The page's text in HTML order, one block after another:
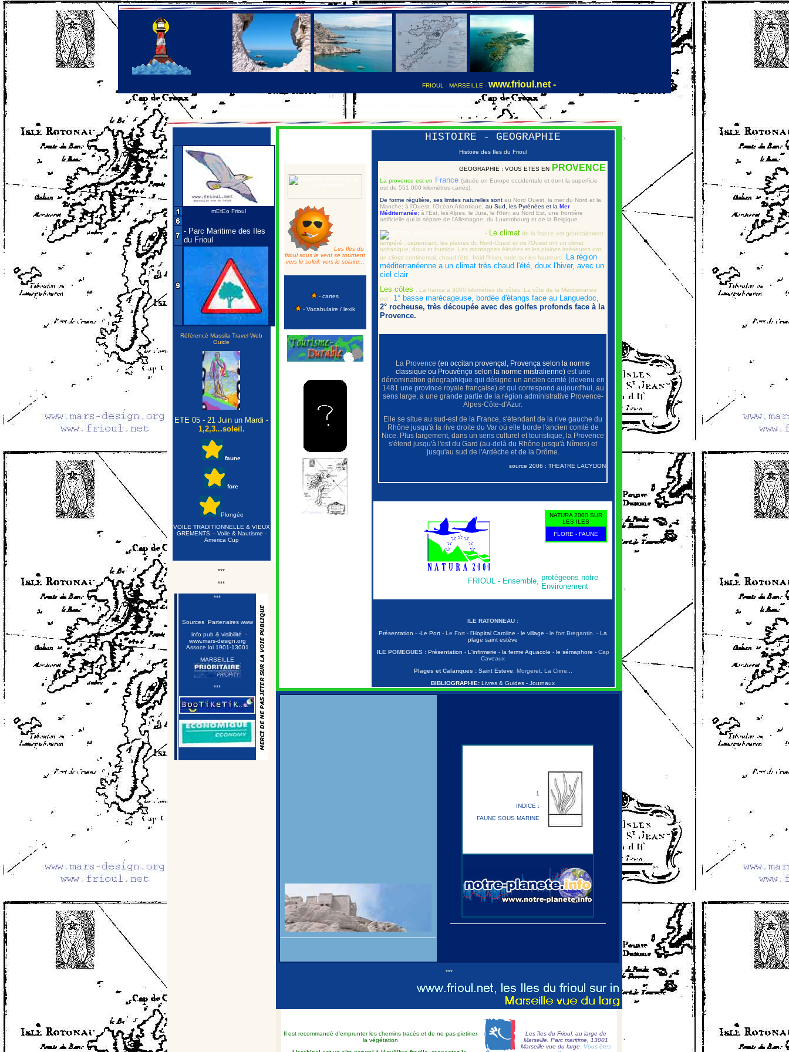
. ..
FRIOUL - MARSEILLE - www.frioul.net -
www.frioul.net, Marseille vue du large - LES ILES DU FRIOUL Un espace naturel protégé dans la baie de Marseille
mEtEo Frioul
- Parc Maritime des Iles
du Frioul
Référencé Massila Travel Web
Guide
ETE 05 - 21 Juin un Mardi -
1,2,3...soleil.
faune
fore
Plongée
VOILE TRADITIONNELLE & VIEUX
GREMENTS.-- Voile & Nautisme -
America Cup
***
***
***
Sources -Partenaires www
-info pub & visibilité- -
www.mars-design.org
Assoce loi 1901-13001
MARSEILLE
***
Les Iles du
frioul sous le vent se tournent
vers le soleil, vers le solaire.
- cartes
- Vocabulaire / lexik
HISTOIRE - GEOGRAPHIE
Histoire des Iles du Frioul
GEOGRAPHIE : VOUS ETES EN PROVENCE
La provence est en France (située en Europe occidentale et dont la superficie
est de 551 000 kilomètres carrés).
De forme régulière, ses limites naturelles sont au Nord Ouest, la mer du Nord et la
Manche; à l'Ouest, l'Océan Atlantique, au Sud, les Pyrénées et la Mer
Méditerranée; à l'Est, les Alpes, le Jura, le Rhin; au Nord Est, une frontière
artificielle qui la sépare de l'Allemagne, du Luxembourg et de la Belgique.
- Le climat de la france est généralement
tempéré . cependant, les plaines du Nord-Ouest et de l'Ouest ont un climat
océanique, doux et humide. Les montagnes élevées et les plaines intérieures ont
un climat continental, chaud l'été, froid l'hiver, rude sur les hauteurs.
La région
méditerranéenne a un climat très chaud l'été, doux l'hiver, avec un
ciel clair
Les côtes
. La france a 3000 kilomètres de côtes. La côte de la Méditerranée
est : 1° basse marécageuse, bordée d'étangs face au Languedoc,
2° rocheuse, très découpée avec des golfes profonds face à la
Provence.
La Provence (en occitan provençal, Provença selon la norme
classique ou Prouvènço selon la norme mistralienne) est une
dénomination géographique qui désigne un ancien comté (devenu en
1481 une province royale française) et qui correspond aujourd'hui, au
sens large, à une grande partie de la région administrative Provence-
Alpes-Côte-d'Azur.
Elle se situe au sud-est de la France, s'étendant de la rive gauche du
Rhône jusqu'à la rive droite du Var où elle borde l'ancien comté de
Nice. Plus largement, dans un sens culturel et touristique, la Provence
s'étend jusqu'à l'est du Gard (au-delà du Rhône jusqu'à Nîmes) et
jusqu'au sud de l'Ardèche et de la Drôme.
source 2006 : THEATRE LACYDON
FRIOUL - Ensemble,
NATURA 2000 SUR
LES ILES
FLORE - FAUNE
protégeons notre
Environement
ILE RATONNEAU :
Présentation - -Le Port - Le Fort - l'Hopital Caroline - le village - le fort Bregantin. - La
plage saint estève
ILE POMEGUES :Présentation - L'infirmerie -la ferme Aquacole -le sémaphore - Cap
Caveaux
Plages et Calanques : Saint Esteve , Morgeret, La Crine...
BIBLIOGRAPHIE: Livres & Guides - Journaux
1
INDICE :
FAUNE SOUS MARINE
***
Il est recommandé d'emprunter les chemins tracés et de ne pas pietiner
la végétation
Les îles du Frioul, au large de
Marseille. Parc maritime, 13001
Marseille vue du large. Vous êtes